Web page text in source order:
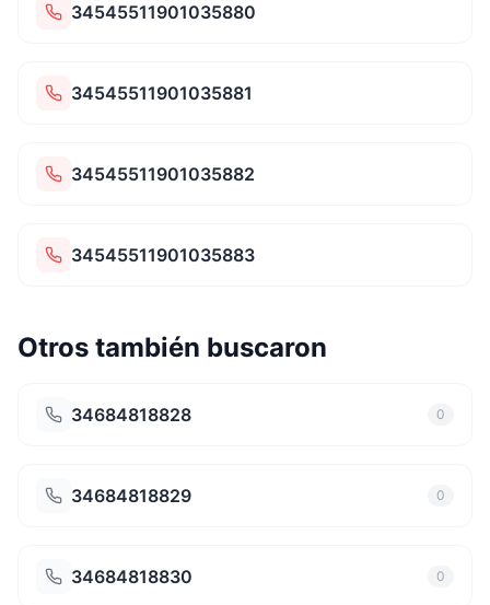
34545511901035880
34545511901035881
34545511901035882
34545511901035883
Otros también buscaron
34684818828 0
34684818829 0
34684818830 0